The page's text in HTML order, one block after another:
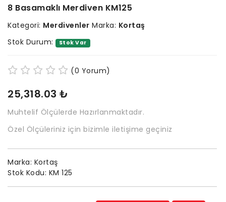
8 Basamaklı Merdiven KM125
Kategori: Merdivenler Marka: Kortaş
Stok Durum:
Stok Var
(0 Yorum)
25,318.03 ₺
Muhtelif Ölçülerde Hazırlanmaktadır.
Özel Ölçüleriniz için bizimle iletişime geçiniz
Marka: Kortaş
Stok Kodu: KM 125